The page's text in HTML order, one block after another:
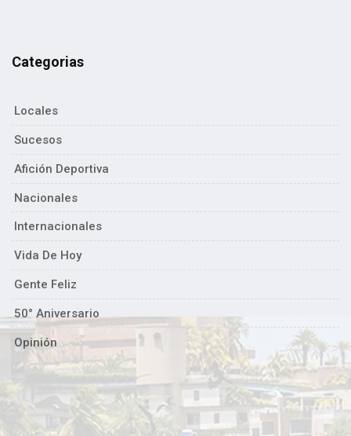
Categorias
Locales
Sucesos
Afición Deportiva
Nacionales
Internacionales
Vida De Hoy
Gente Feliz
50° Aniversario
Opinión